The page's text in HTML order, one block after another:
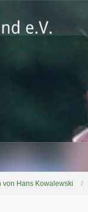
von Hans Kowalewski